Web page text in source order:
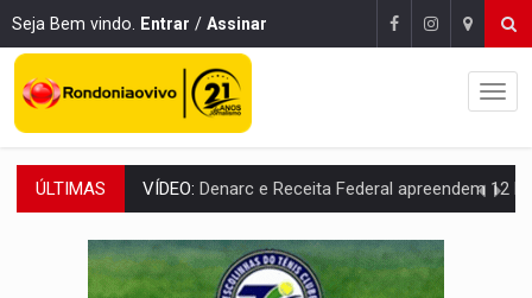
Seja Bem vindo. Entrar / Assinar
ÚLTIMAS OPERAÇÃO DA PC:Membros do CV são presos com armas e drogas após
ENTRADA GRATUITA:Espetáculo As Marias Somos Nós será
VÍDEO: Três são presos após furto de motocicleta em frente